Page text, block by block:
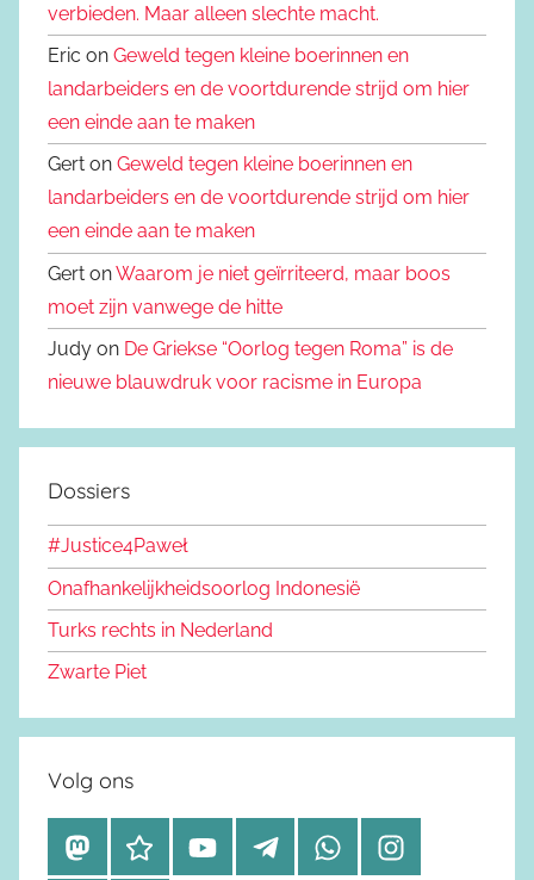
verbieden. Maar alleen slechte macht.
Eric on Geweld tegen kleine boerinnen en
landarbeiders en de voortdurende strijd om hier
een einde aan te maken
Gert on Geweld tegen kleine boerinnen en
landarbeiders en de voortdurende strijd om hier
een einde aan te maken
Gert onWaarom je niet geïrriteerd, maar boos
moet zijn vanwege de hitte
Judy on De Griekse “Oorlog tegen Roma” is de
nieuwe blauwdruk voor racisme in Europa
Dossiers
#Justice4Paweł
Onafhankelijkheidsoorlog Indonesië
Turks rechts in Nederland
Zwarte Piet
Volg ons
M
B
Y
T
W
I